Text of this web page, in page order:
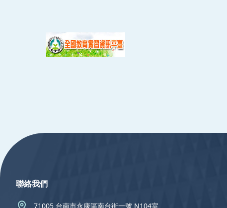
聯絡我們
71005 台南市永康區南台街一號 N104室